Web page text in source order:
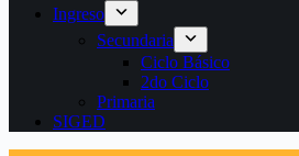
Ingreso
Secundaria
Ciclo Básico
2do Ciclo
Primaria
SIGED